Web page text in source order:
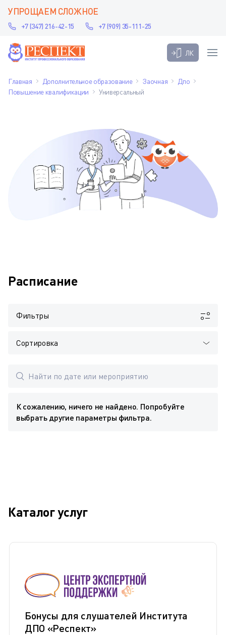
УПРОЩАЕМ СЛОЖНОЕ
+7 (347) 216-42-15 +7 (909) 35-111-25
ЛК
Главная Дополнительное образование Заочная
Дпо
Повышение квалификации
Универсальный
Расписание
Фильтры
Сортировка
К сожалению, ничего не найдено. Попробуйте
выбрать другие параметры фильтра.
Каталог услуг
Бонусы для слушателей Института
ДПО «Респект»